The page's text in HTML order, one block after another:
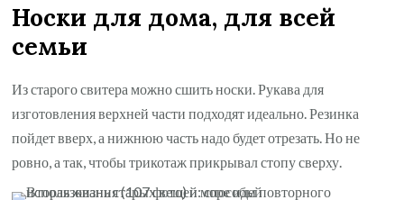
Носки для дома, для всей
семьи
Из старого свитера можно сшить носки. Рукава для
изготовления верхней части подходят идеально. Резинка
пойдет вверх, а нижнюю часть надо будет отрезать. Но не
ровно, а так, чтобы трикотаж прикрывал стопу сверху.